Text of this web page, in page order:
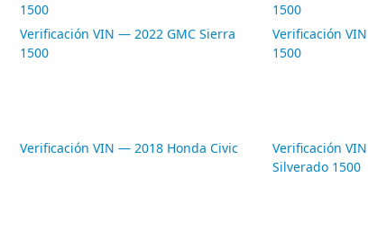
1500
1500
Verificación VIN — 2022 GMC Sierra
1500
Verificación
1500
Verificación VIN — 2018 Honda Civic
Verificación
Silverado 1500